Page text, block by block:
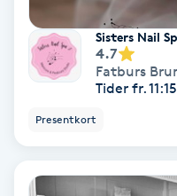
Färgning
Föning
Gel naglar
Sisters Nail
4.7
Fatburs
Tider fr.
Presentkort